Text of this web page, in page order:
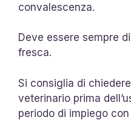
convalescenza.
Deve essere sempre
fresca.
Si consiglia di
veterinario prima
periodo di impiego